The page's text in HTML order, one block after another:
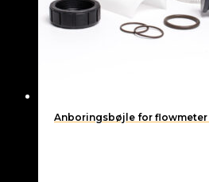
Anboringsbøjle for flowmeter